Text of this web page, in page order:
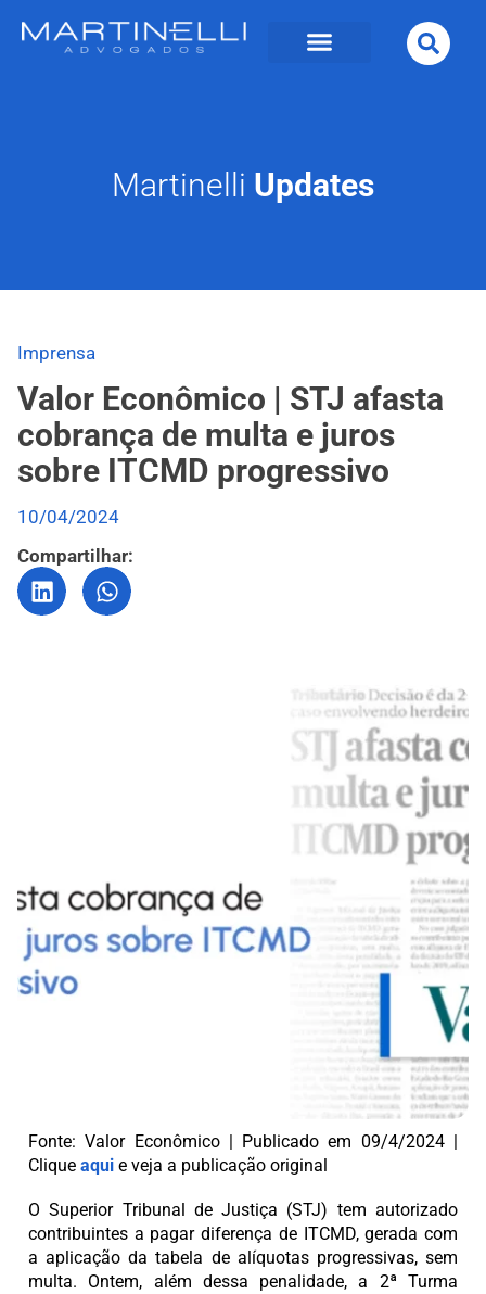
Martinelli Updates
Imprensa
Valor Econômico | STJ afasta
cobrança de multa e juros
sobre ITCMD progressivo
10/04/2024
Compartilhar:
Fonte: Valor Econômico | Publicado em 09/4/2024 |
Clique aqui e veja a publicação original
O Superior Tribunal de Justiça (STJ) tem autorizado
contribuintes a pagar diferença de ITCMD, gerada com
a aplicação da tabela de alíquotas progressivas, sem
multa. Ontem, além dessa penalidade, a 2ª Turma